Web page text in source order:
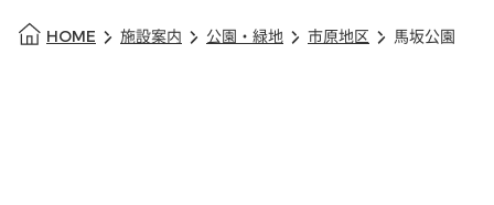
HOME 施設案内 公園・緑地 市原地区 馬坂公園